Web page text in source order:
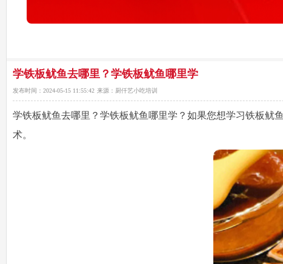
学铁板鱿鱼去哪里？学铁板鱿鱼哪里学
发布时间： 2024-05-15 11:55:42 来源： 厨仟艺小吃培训
学铁板鱿鱼去哪里 ？学铁板鱿鱼哪里学？如果您想学习铁板鱿
术。